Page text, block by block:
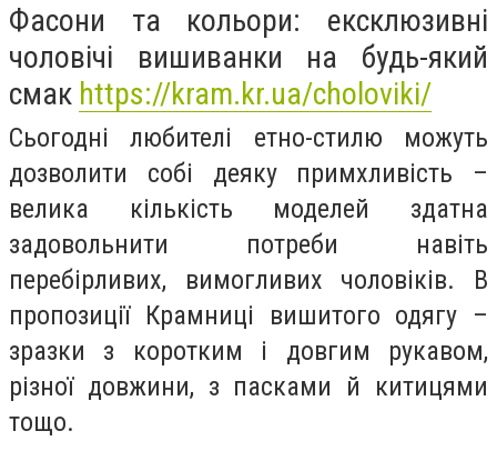
Фасони та кольори: ексклюзивні
чоловічі вишиванки на будь-який
смак https://kram.kr.ua/choloviki/
Сьогодні любителі етно-стилю можуть
дозволити собі деяку примхливість –
велика кількість моделей здатна
задовольнити потреби навіть
перебірливих, вимогливих чоловіків. В
пропозиції Крамниці вишитого одягу –
зразки з коротким і довгим рукавом,
різної довжини, з пасками й китицями
тощо.